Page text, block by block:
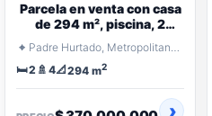
Parcela en venta con casa
de 294 m², piscina, 2
⌖ Padre Hurtado, Metropolitana Santiago
🛏️2 🚿 4📐294 m2